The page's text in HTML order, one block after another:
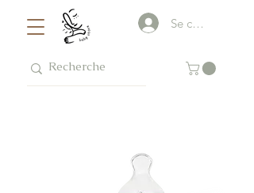
Se connecter